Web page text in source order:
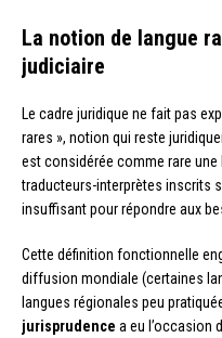
La notion de langue
judiciaire
Le cadre juridique ne fait pas
rares », notion qui reste
est considérée comme rare
traducteurs-interprètes inscrits
insuffisant pour répondre aux
Cette définition fonctionnelle
diffusion mondiale (certaines
langues régionales peu
jurisprudence a eu l’occasion